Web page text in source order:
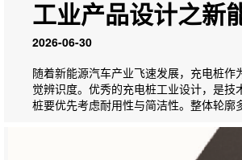
工业产品设计之新
2026-06-30
随着新能源汽车产业飞速发展，充电桩
觉辨识度。优秀的充电桩工业设计，是
桩要优先考虑耐用性与简洁性。整体轮廓